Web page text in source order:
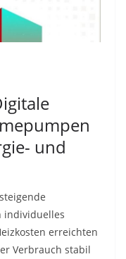
und
individuelles
erreichten
Verbrauch stabil